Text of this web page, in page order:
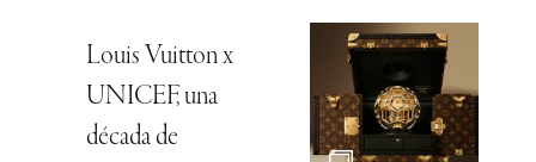
Louis Vuitton x
UNICEF, una
década de